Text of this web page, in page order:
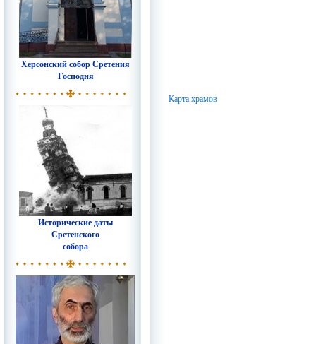
Херсонский собор Сретения
Господня
Исторические даты
Сретенского
собора
Карта храмов